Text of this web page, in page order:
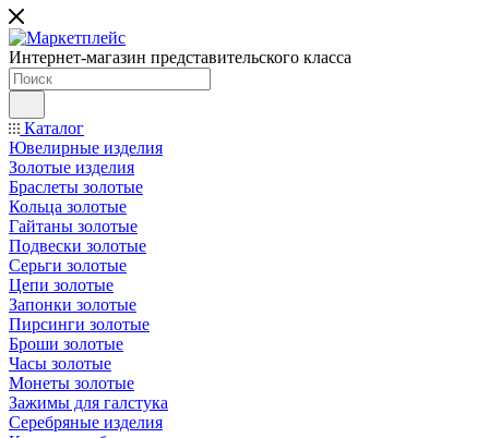
Интернет-магазин представительского класса
Каталог
Ювелирные изделия
Золотые изделия
Браслеты золотые
Кольца золотые
Гайтаны золотые
Подвески золотые
Серьги золотые
Цепи золотые
Запонки золотые
Пирсинги золотые
Броши золотые
Часы золотые
Монеты золотые
Зажимы для галстука
Серебряные изделия